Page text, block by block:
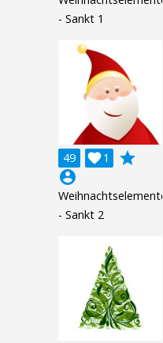
- Sankt 1
49 1

grade
account_circle
Weihnachtselemente
- Sankt 2